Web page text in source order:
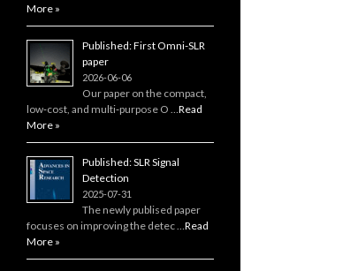
More »
Published: First Omni-SLR
paper
2026-06-06
Our paper on the compact,
low‑cost, and multi‑purpose O …Read
More »
Published: SLR Signal
Detection
2025-07-31
The newly publised paper
focuses on improving the detec …Read
More »